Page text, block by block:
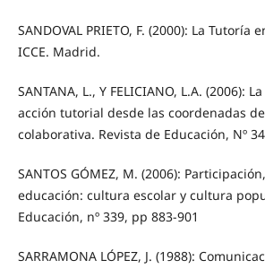
SANDOVAL PRIETO, F. (2000): La Tutoría
ICCE. Madrid.
SANTANA, L., Y FELICIANO, L.A. (2006):
acción tutorial desde las coordenadas
colaborativa. Revista de Educación, Nº
SANTOS GÓMEZ, M. (2006):
educación: cultura escolar y cultura
Educación, nº 339, pp 883-901
SARRAMONA LÓPEZ, J. (1988):